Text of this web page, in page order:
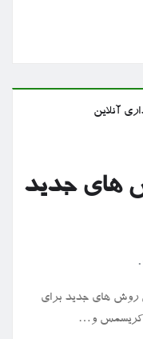
های جدید
0
روش های جدید برای
کریسمس و…